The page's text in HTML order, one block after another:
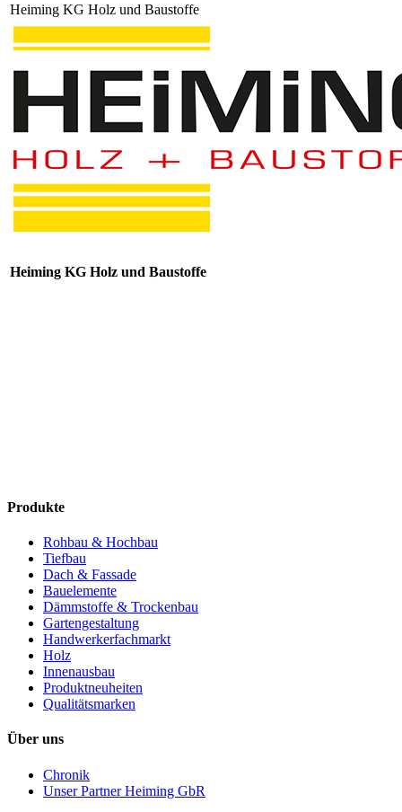
Heiming KG Holz und Baustoffe
Heiming KG Holz und Baustoffe
Produkte
Rohbau & Hochbau
Tiefbau
Dach & Fassade
Bauelemente
Dämmstoffe & Trockenbau
Gartengestaltung
Handwerkerfachmarkt
Holz
Innenausbau
Produktneuheiten
Qualitätsmarken
Über uns
Chronik
Unser Partner Heiming GbR